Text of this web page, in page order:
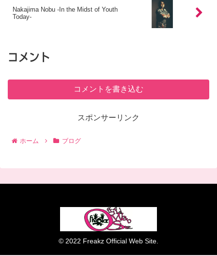
Nakajima Nobu -In the Midst of Youth
Today-
コメント
コメントを書き込む
スポンサーリンク
ホーム ブログ
© 2022 Freakz Official Web Site.